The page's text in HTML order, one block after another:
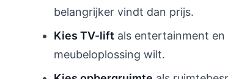
belangrijker vindt dan prijs.
Kies TV-lift als entertainment
meubeloplossing wilt.